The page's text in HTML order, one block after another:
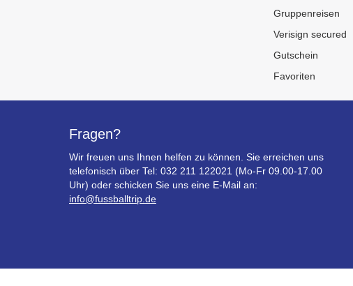
Gruppenreisen
Verisign secured
Gutschein
Favoriten
Fragen?
Wir freuen uns Ihnen helfen zu können. Sie erreichen uns
telefonisch über Tel: 032 211 122021 (Mo-Fr 09.00-17.00
Uhr) oder schicken Sie uns eine E-Mail an:
info@fussballtrip.de